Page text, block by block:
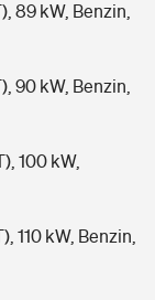
89 kW, Benzin,
90 kW, Benzin,
100 kW,
110 kW, Benzin,